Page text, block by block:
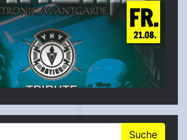
FR.
21.08.